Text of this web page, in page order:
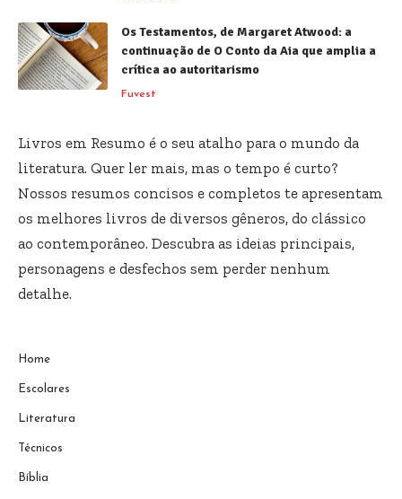
Os Testamentos, de Margaret Atwood: a
continuação de O Conto da Aia que amplia a
crítica ao autoritarismo
Fuvest
Livros em Resumo é o seu atalho para o mundo da
literatura. Quer ler mais, mas o tempo é curto?
Nossos resumos concisos e completos te apresentam
os melhores livros de diversos gêneros, do clássico
ao contemporâneo. Descubra as ideias principais,
personagens e desfechos sem perder nenhum
detalhe.
Home
Escolares
Literatura
Técnicos
Bíblia